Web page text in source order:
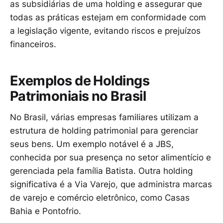
as subsidiárias de uma holding e assegurar que
todas as práticas estejam em conformidade com
a legislação vigente, evitando riscos e prejuízos
financeiros.
Exemplos de Holdings
Patrimoniais no Brasil
No Brasil, várias empresas familiares utilizam a
estrutura de holding patrimonial para gerenciar
seus bens. Um exemplo notável é a JBS,
conhecida por sua presença no setor alimentício e
gerenciada pela família Batista. Outra holding
significativa é a Via Varejo, que administra marcas
de varejo e comércio eletrônico, como Casas
Bahia e Pontofrio.